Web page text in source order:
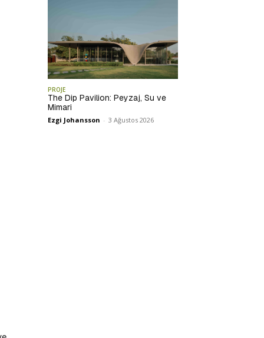
PROJE
The Dip Pavilion: Peyzaj, Su ve
Mimari
Ezgi Johansson - 3 Ağustos 2026